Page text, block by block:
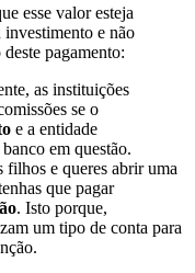
esse valor esteja
investimento e não
pagamento:
as instituições
se o
e a entidade
em questão.
filhos e queres abrir uma
que pagar
. Isto porque,
um tipo de conta para